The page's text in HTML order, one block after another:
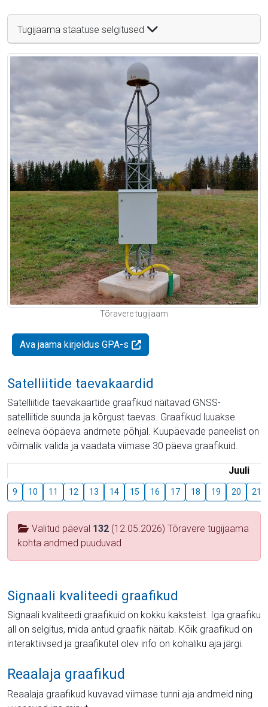
Tugijaama staatuse selgitused
Tõravere tugijaam
Ava jaama kirjeldus GPA-s
Satelliitide taevakaardid
Satelliitide taevakaartide graafikud näitavad GNSS-
satelliitide suunda ja kõrgust taevas. Graafikud luuakse
eelneva ööpäeva andmete põhjal. Kuupäevade paneelist on
võimalik valida ja vaadata viimase 30 päeva graafikuid.
Juuli
9 10 11 12 13 14 15 16 17 18 19 20 21
Valitud päeval 132 (12.05.2026) Tõravere tugijaama
kohta andmed puuduvad
Signaali kvaliteedi graafikud
Signaali kvaliteedi graafikuid on kokku kaksteist. Iga graafiku
all on selgitus, mida antud graafik näitab. Kõik graafikud on
interaktiivsed ja graafikutel olev info on kohaliku aja järgi.
Reaalaja graafikud
Reaalaja graafikud kuvavad viimase tunni aja andmeid ning